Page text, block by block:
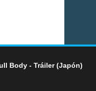
Body - Tráiler (Japón)